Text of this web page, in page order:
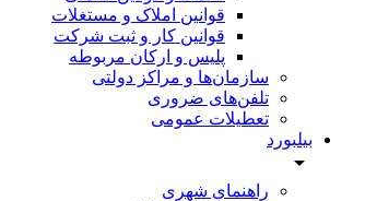
قوانین املاک و مستغلات
قوانین کار و ثبت شرکت
پلیس و ارکان مربوطه
سازمان‌ها و مراکز دولتی
تلفن‌های ضروری
تعطیلات عمومی
بیلبورد
راهنمای شهری